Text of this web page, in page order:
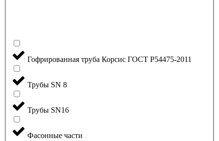
Гофрированная труба Корсис ГОСТ P54475-2011
Трубы SN 8
Трубы SN16
Фасонные части